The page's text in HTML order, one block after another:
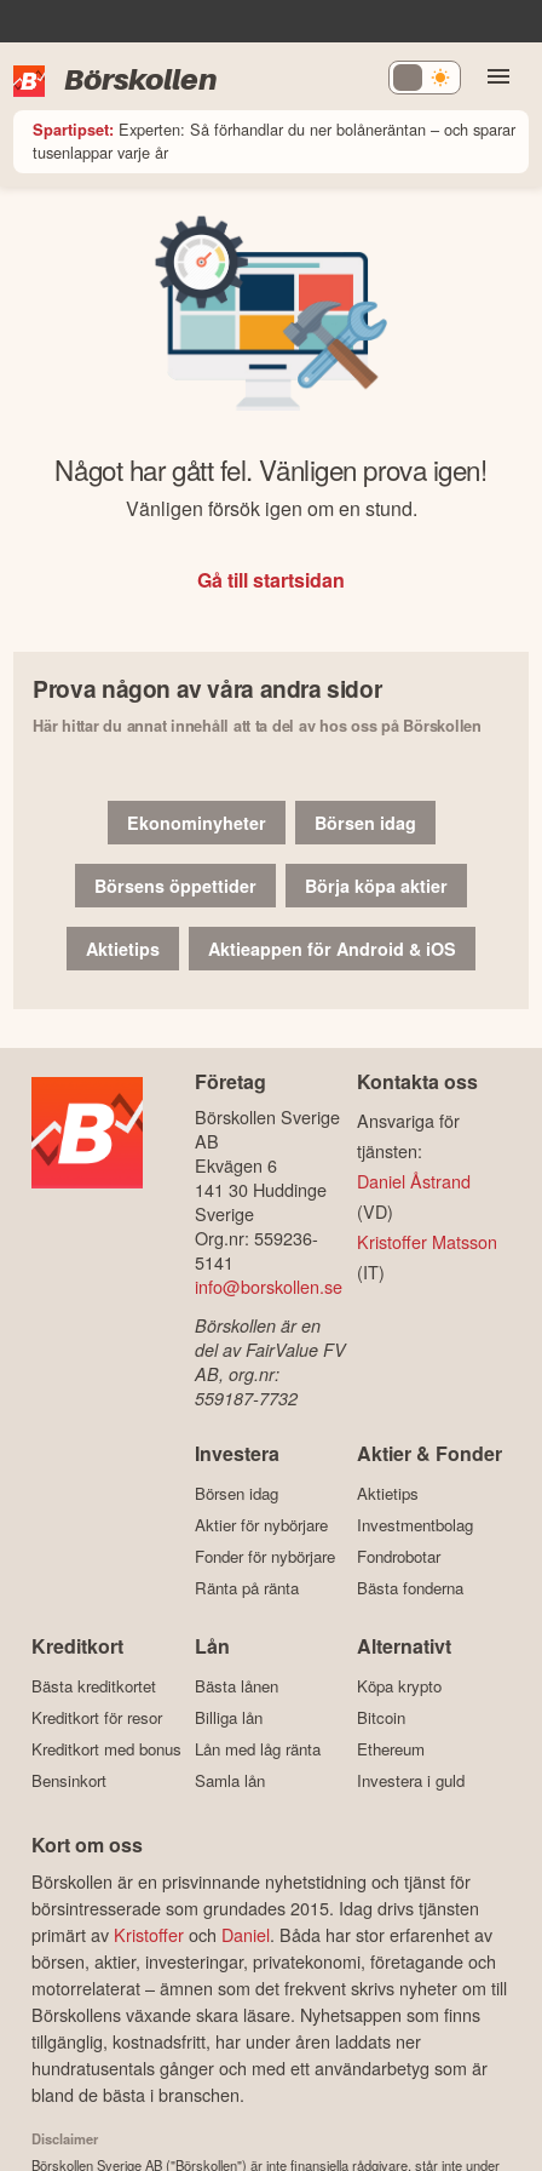
Börskollen
Spartipset: Experten: Så förhandlar du ner bolåneräntan – och sparar
tusenlappar varje år
Något har gått fel. Vänligen prova igen!
Vänligen försök igen om en stund.
Gå till startsidan
Prova någon av våra andra sidor
Här hittar du annat innehåll att ta del av hos oss på Börskollen
Ekonominyheter Börsen idag
Börsens öppettider Börja köpa aktier
Aktietips Aktieappen för Android & iOS
Företag
Börskollen Sverige
AB
Ekvägen 6
141 30 Huddinge
Sverige
Org.nr: 559236-
5141
info@borskollen.se
Börskollen är en
del av FairValue FV
AB, org.nr:
559187-7732
Kontakta oss
Ansvariga för
tjänsten:
Daniel Åstrand
(VD)
Kristoffer Matsson
(IT)
Investera
Börsen idag
Aktier för nybörjare
Fonder för nybörjare
Ränta på ränta
Aktier & Fonder
Aktietips
Investmentbolag
Fondrobotar
Bästa fonderna
Kreditkort
Bästa kreditkortet
Kreditkort för resor
Kreditkort med bonus
Bensinkort
Lån
Bästa lånen
Billiga lån
Lån med låg ränta
Samla lån
Alternativt
Köpa krypto
Bitcoin
Ethereum
Investera i guld
Kort om oss
Börskollen är en prisvinnande nyhetstidning och tjänst för
börsintresserade som grundades 2015. Idag drivs tjänsten
primärt av Kristofferoch Daniel. Båda har stor erfarenhet av
börsen, aktier, investeringar, privatekonomi, företagande och
motorrelaterat – ämnen som det frekvent skrivs nyheter om till
Börskollens växande skara läsare. Nyhetsappen som finns
tillgänglig, kostnadsfritt, har under åren laddats ner
hundratusentals gånger och med ett användarbetyg som är
bland de bästa i branschen.
Disclaimer
Börskollen Sverige AB ("Börskollen") är inte finansiella rådgivare, står inte under